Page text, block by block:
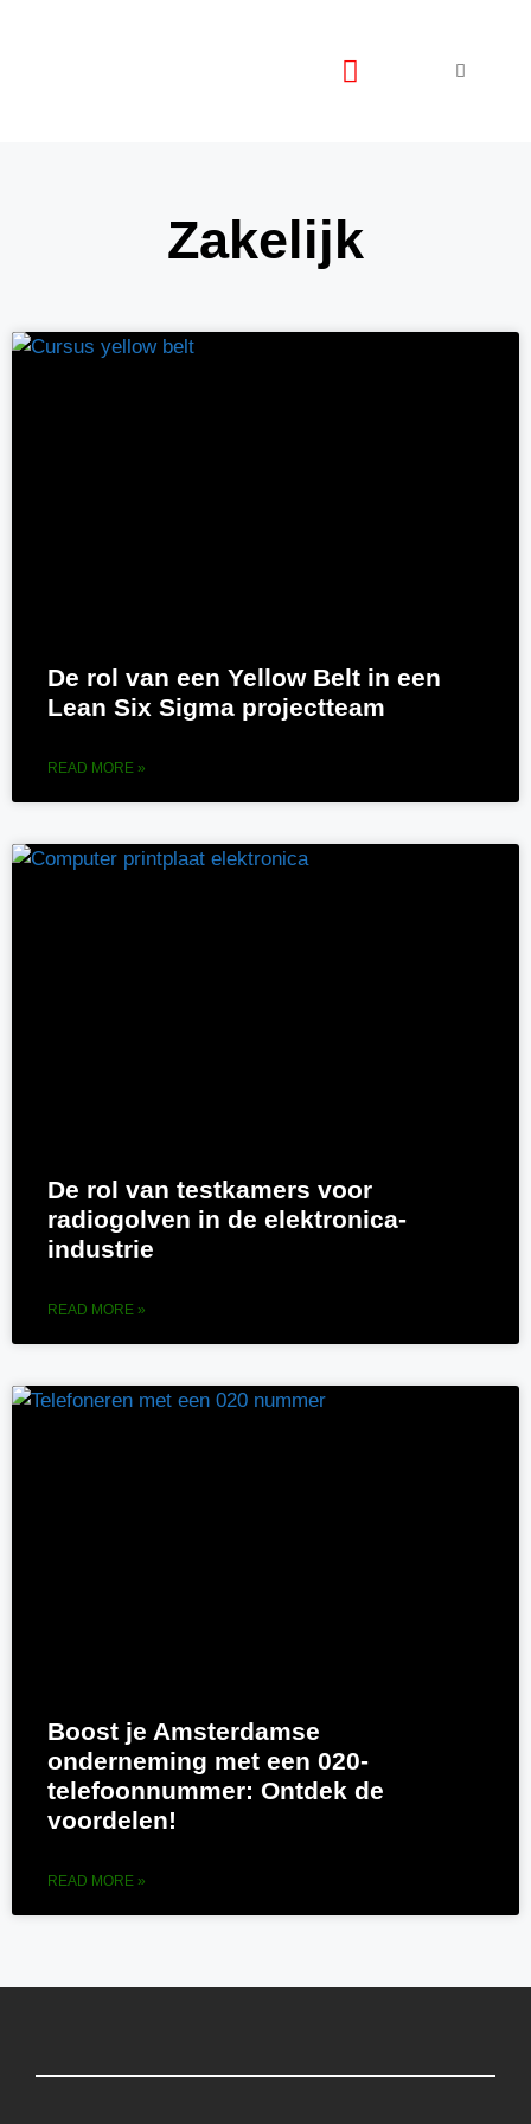
Zakelijk
De rol van een Yellow Belt in een
Lean Six Sigma projectteam
READ MORE »
De rol van testkamers voor
radiogolven in de elektronica-
industrie
READ MORE »
Boost je Amsterdamse
onderneming met een 020-
telefoonnummer: Ontdek de
voordelen!
READ MORE »